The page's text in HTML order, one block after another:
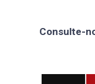
Consulte-